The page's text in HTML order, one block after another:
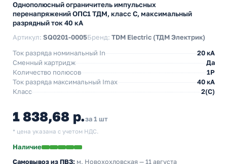
Однополюсный ограничитель импульсных
перенапряжений ОПС1 ТДМ, класс C, максимальный
разрядный ток 40 кА
Артикул: SQ0201-0005Бренд: TDM Electric (ТДМ Электрик)
Ток разряда номинальный In
20 кА
Сменный картридж
Да
Количество полюсов
1P
Ток разряда максимальный Imax
40 кА
Класс
2(C)
1 838,68 р.за 1 шт
* цена указана с учетом НДС.
Наличие
Самовывоз из ПВЗ: м. Новохохловская — 11 августа